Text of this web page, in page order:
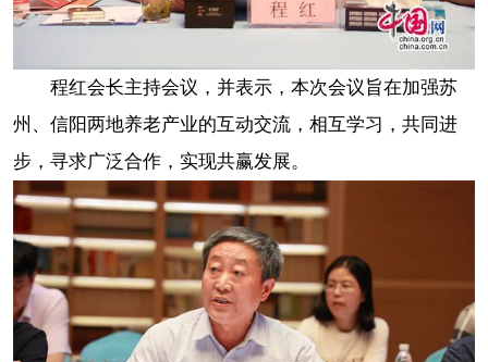
程红会长主持会议，并表示，本次会议旨在加强苏
州、信阳两地养老产业的互动交流，相互学习，共同进
步，寻求广泛合作，实现共赢发展。